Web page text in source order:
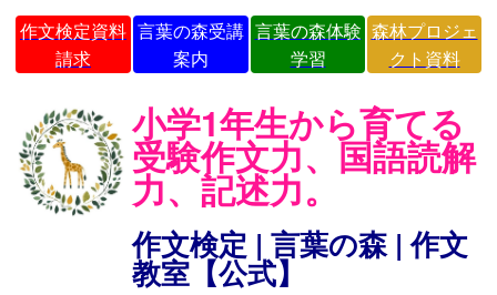
作文検定資料
請求
言葉の森受講
案内
言葉の森体験
学習
森林プロジェ
クト資料
小学1年生から育てる
受験作文力、国語読解
力、記述力。
作文検定 | 言葉の森 | 作文
教室【公式】